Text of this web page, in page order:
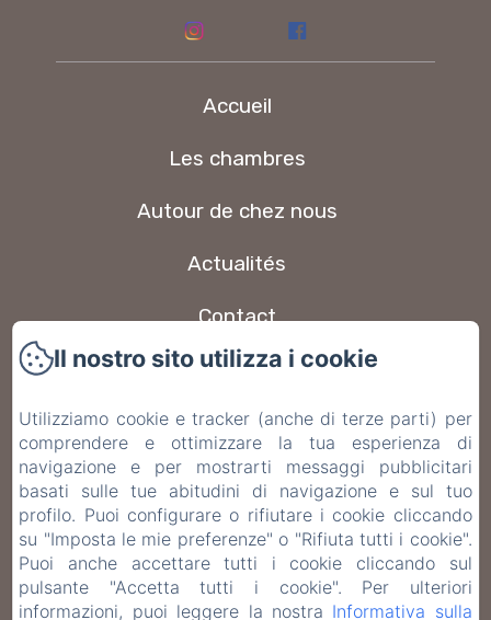
Accueil
Les chambres
Autour de chez nous
Actualités
Contact
FAQ
Informativa Privacy
Note legali
Informazioni sui cookie
EN FR ES IT DE
Il nostro sito utilizza i cookie
Utilizziamo cookie e tracker (anche di terze parti) per
comprendere e ottimizzare la tua esperienza di
navigazione e per mostrarti messaggi pubblicitari
basati sulle tue abitudini di navigazione e sul tuo
profilo. Puoi configurare o rifiutare i cookie cliccando
su "Imposta le mie preferenze" o "Rifiuta tutti i cookie".
Puoi anche accettare tutti i cookie cliccando sul
pulsante "Accetta tutti i cookie". Per ulteriori
informazioni, puoi leggere la nostra Informativa sulla